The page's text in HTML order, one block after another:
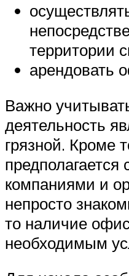
территории
арендовать
Важно
деятельность
грязной. Кроме
предполагается
компаниями и
непросто
то наличие
необходимым